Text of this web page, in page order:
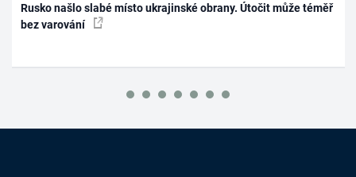
Rusko našlo slabé místo ukrajinské obrany. Útočit může téměř
bez varování